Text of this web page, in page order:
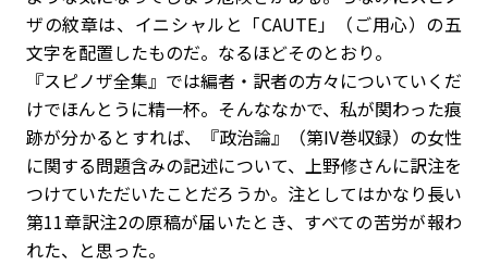
ザの紋章は、イニシャルと「CAUTE」（ご用心）の五
文字を配置したものだ。なるほどそのとおり――。
『スピノザ全集』では編者・訳者の方々についていくだ
けでほんとうに精一杯。そんななかで、私が関わった痕
跡が分かるとすれば、『政治論』（第IV巻収録）の女性
に関する問題含みの記述について、上野修さんに訳注を
つけていただいたことだろうか。注としてはかなり長い
第11章訳注2の原稿が届いたとき、すべての苦労が報わ
れた、と思った。